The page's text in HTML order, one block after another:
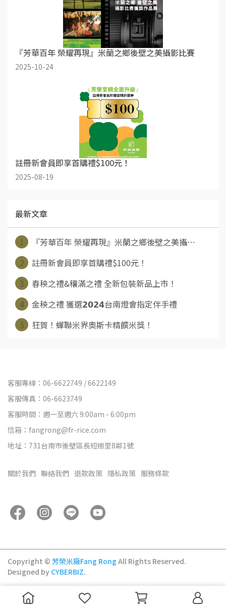
『芳華百年 榮耀再現』米蘭之鄉後壁之美攝影比賽
2025-10-24
註冊新會員即享首購禮$100元！
2025-08-19
最新文章
1
『芳華百年 榮耀再現』米蘭之鄉後壁之美攝⋯
2
註冊新會員即享首購禮$100元！
3
春秧之禮&穰滿之禮 全新包裝新品上市！
4
金秧之禮 獲選𝟮𝟬𝟮𝟰台南燈會指定伴手禮
5
狂賀！蟬聯米界奧斯卡精饌米獎！
客服專線：06-6622749 / 6622149
客服傳真：06-6623749
客服時間：週一至週六 9:00am - 6:00pm
信箱：fangrong@fr-rice.com
地址：731台南市後壁區長短樹里8鄰1號
關於我們 聯絡我們 退款政策 隱私政策 服務條款
Copyright © 芳榮米廠Fang Rong All Rights Reserved.
Designed by CYBERBIZ.